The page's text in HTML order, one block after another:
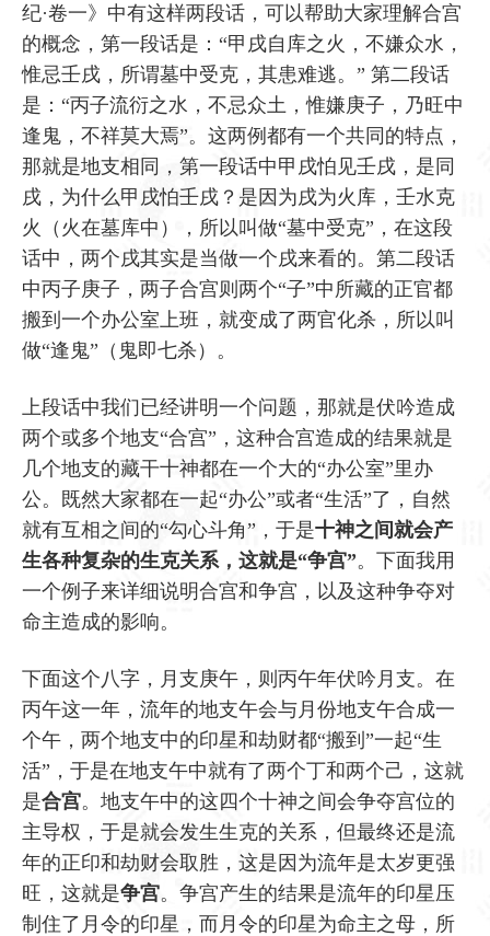
纪·卷一》中有这样两段话，可以帮助大家理解合宫
的概念，第一段话是：“甲戌自库之火，不嫌众水，
惟忌壬戌，所谓墓中受克，其患难逃。” 第二段话
是：“丙子流衍之水，不忌众土，惟嫌庚子，乃旺中
逢鬼，不祥莫大焉”。这两例都有一个共同的特点，
那就是地支相同，第一段话中甲戌怕见壬戌，是同
戌，为什么甲戌怕壬戌？是因为戌为火库，壬水克
火（火在墓库中），所以叫做“墓中受克”，在这段
话中，两个戌其实是当做一个戌来看的。第二段话
中丙子庚子，两子合宫则两个“子”中所藏的正官都
搬到一个办公室上班，就变成了两官化杀，所以叫
做“逢鬼”（鬼即七杀）。
上段话中我们已经讲明一个问题，那就是伏吟造成
两个或多个地支“合宫”，这种合宫造成的结果就是
几个地支的藏干十神都在一个大的“办公室”里办
公。既然大家都在一起“办公”或者“生活”了，自然
就有互相之间的“勾心斗角”，于是十神之间就会产
生各种复杂的生克关系，这就是“争宫”。下面我用
一个例子来详细说明合宫和争宫，以及这种争夺对
命主造成的影响。
下面这个八字，月支庚午，则丙午年伏吟月支。在
丙午这一年，流年的地支午会与月份地支午合成一
个午，两个地支中的印星和劫财都“搬到”一起“生
活”，于是在地支午中就有了两个丁和两个己，这就
是合宫。地支午中的这四个十神之间会争夺宫位的
主导权，于是就会发生生克的关系，但最终还是流
年的正印和劫财会取胜，这是因为流年是太岁更强
旺，这就是争宫。争宫产生的结果是流年的印星压
制住了月令的印星，而月令的印星为命主之母，所